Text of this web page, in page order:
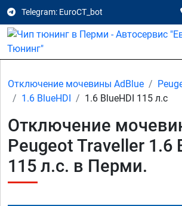
Telegram: EuroCT_bot
Отключение мочевины AdBlue
1.6 BlueHDI
1.6 BlueHDI 115 л.с
Отключение
Peugeot Traveller 1.6
115 л.с. в Перми.